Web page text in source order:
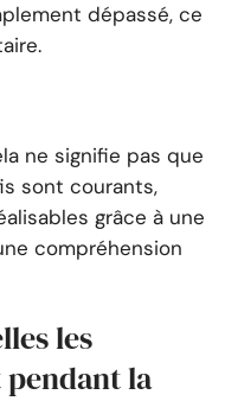
dépassé, ce
ne signifie pas que
sont courants,
grâce à une
compréhension
les
la